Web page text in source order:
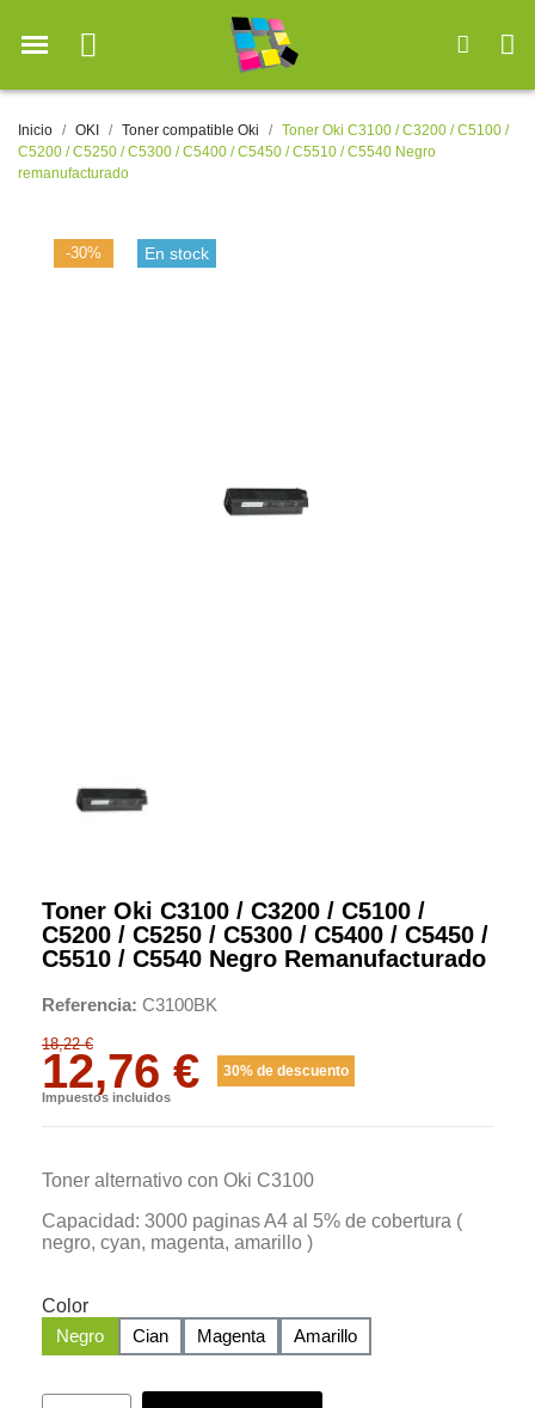
Inicio OKI Toner compatible Oki
Toner Oki C3100 / C3200 / C5100 /
C5200 / C5250 / C5300 / C5400 / C5450 / C5510 / C5540 Negro
remanufacturado
-30% En stock
Toner Oki C3100 / C3200 / C5100 /
C5200 / C5250 / C5300 / C5400 / C5450 /
C5510 / C5540 Negro Remanufacturado
Referencia C3100BK
18,22 €
12,76 € 30% de descuento
Impuestos incluidos
Toner alternativo con Oki C3100
Capacidad: 3000 paginas A4 al 5% de cobertura (
negro, cyan, magenta, amarillo )
Color
Negro
Cian Magenta Amarillo